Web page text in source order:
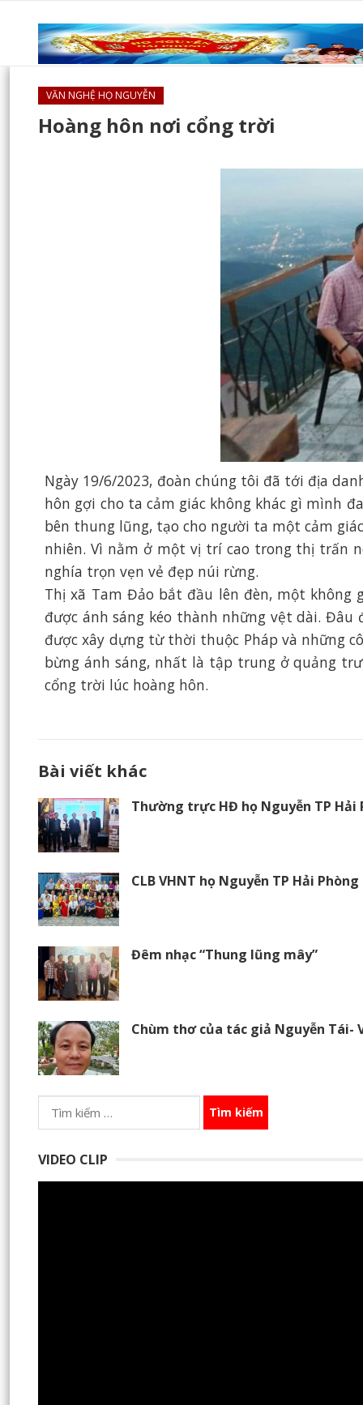
VĂN NGHỆ HỌ NGUYỄN
Hoàng hôn nơi cổng trời
Ngày 19/6/2023, đoàn chúng tôi đã tới địa
hôn gợi cho ta cảm giác không khác gì mình
bên thung lũng, tạo cho người ta một cảm
nhiên. Vì nằm ở một vị trí cao trong thị trấn
nghía trọn vẹn vẻ đẹp núi rừng.
Thị xã Tam Đảo bắt đầu lên đèn, một không
được ánh sáng kéo thành những vệt dài.
được xây dựng từ thời thuộc Pháp và những
bừng ánh sáng, nhất là tập trung ở quảng
cổng trời lúc hoàng hôn.
Bài viết khác
Thường trực HĐ họ Nguyễn TP
CLB VHNT họ Nguyễn TP Hải
Đêm nhạc “Thung lũng mây”
Chùm thơ của tác giả Nguyễn Tái-
Tìm
kiếm
VIDEO CLIP